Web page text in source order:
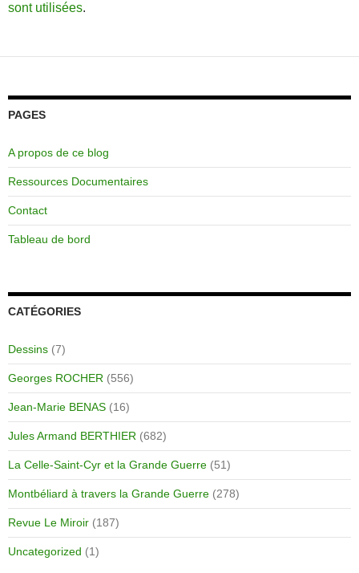
sont utilisées.
PAGES
A propos de ce blog
Ressources Documentaires
Contact
Tableau de bord
CATÉGORIES
Dessins (7)
Georges ROCHER (556)
Jean-Marie BENAS (16)
Jules Armand BERTHIER (682)
La Celle-Saint-Cyr et la Grande Guerre (51)
Montbéliard à travers la Grande Guerre (278)
Revue Le Miroir (187)
Uncategorized (1)